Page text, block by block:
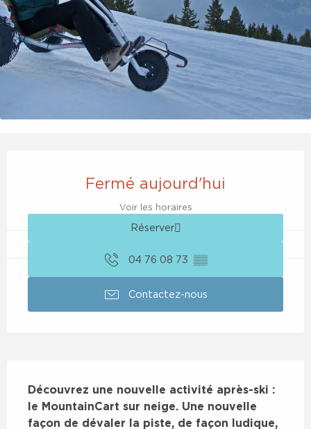
Fermé aujourd'hui
Voir les horaires
Réserver
04 76 08 73 ▒▒
Contactez-nous
Découvrez une nouvelle activité après-ski :
le MountainCart sur neige. Une nouvelle
façon de dévaler la piste, de façon ludique,